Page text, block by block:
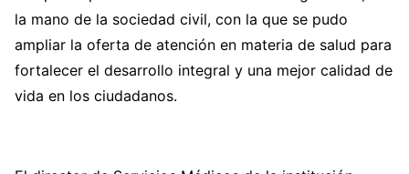
la mano de la sociedad civil, con la que se pudo
ampliar la oferta de atención en materia de salud para
fortalecer el desarrollo integral y una mejor calidad de
vida en los ciudadanos.